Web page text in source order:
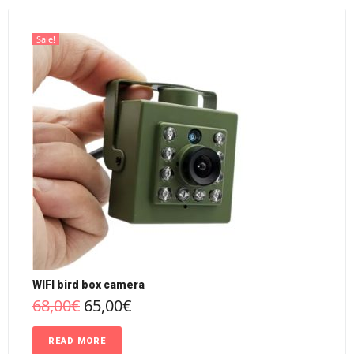
Sale!
WIFI bird box camera
68,00€ 65,00€
READ MORE